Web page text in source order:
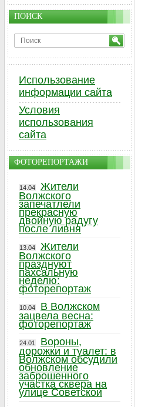
ПОИСК
Использование
информации сайта
Условия
использования
сайта
ФОТОРЕПОРТАЖИ
14.04
Жители
Волжского
запечатлели
прекрасную
двойную радугу
после ливня
13.04
Жители
Волжского
празднуют
пахсальную
неделю:
фоторепортаж
10.04
В Волжском
зацвела весна:
фоторепортаж
24.01
Вороны,
дорожки и туалет: в
Волжском обсудили
обновление
заброшенного
участка сквера на
улице Советской